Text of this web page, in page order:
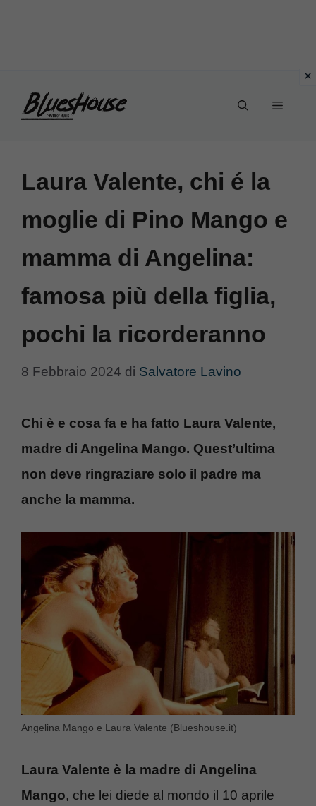
Menu
Laura Valente, chi é la
moglie di Pino Mango e
mamma di Angelina:
famosa più della figlia,
pochi la ricorderanno
8 Febbraio 2024 di Salvatore Lavino
Chi è e cosa fa e ha fatto Laura Valente,
madre di Angelina Mango. Quest’ultima
non deve ringraziare solo il padre ma
anche la mamma.
Angelina Mango e Laura Valente (Blueshouse.it)
Laura Valente è la madre di Angelina
Mango, che lei diede al mondo il 10 aprile